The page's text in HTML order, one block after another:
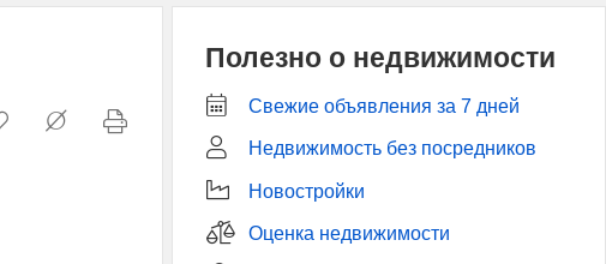
Полезно о недвижимости
Свежие объявления за 7 дней
Недвижимость без посредников
Новостройки
Оценка недвижимости